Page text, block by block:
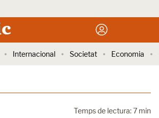
Internacional Societat Economia
Temps de lectura: 7 min